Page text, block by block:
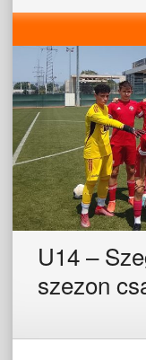
U14 –
szezon